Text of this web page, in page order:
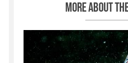
More about